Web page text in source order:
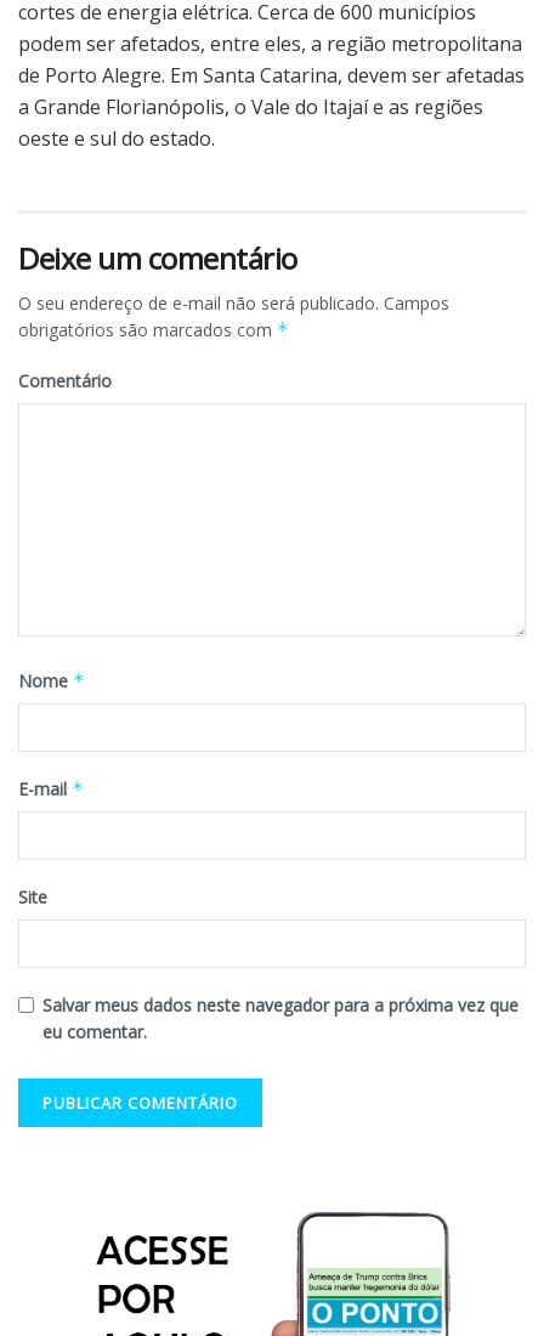
cortes de energia elétrica. Cerca de 600 municípios
podem ser afetados, entre eles, a região metropolitana
de Porto Alegre. Em Santa Catarina, devem ser afetadas
a Grande Florianópolis, o Vale do Itajaí e as regiões
oeste e sul do estado.
Deixe um comentário
O seu endereço de e-mail não será publicado. Campos
obrigatórios são marcados com *
Comentário
Nome *
E-mail *
Site
Salvar meus dados neste navegador para a próxima vez que
eu comentar.